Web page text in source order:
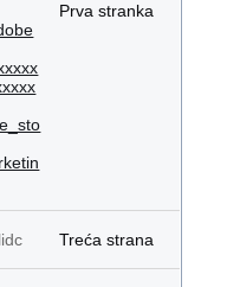
Prva stranka
Treća strana